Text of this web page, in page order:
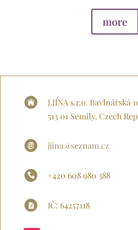
more
J.JÍNA s.r.o. Bavlnářská
513 01 Semily, Czech
jjina@seznam.cz
+420 608 980 388
IČ: 64257118